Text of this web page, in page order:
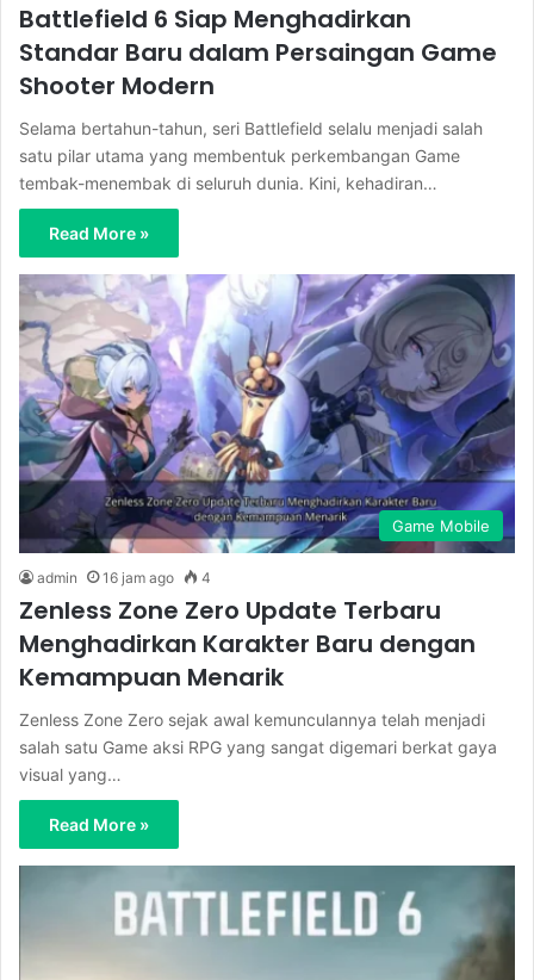
Battlefield 6 Siap Menghadirkan
Standar Baru dalam Persaingan Game
Shooter Modern
Selama bertahun-tahun, seri Battlefield selalu menjadi salah
satu pilar utama yang membentuk perkembangan Game
tembak-menembak di seluruh dunia. Kini, kehadiran…
Read More »
Game Mobile
admin 16 jam ago 4
Zenless Zone Zero Update Terbaru
Menghadirkan Karakter Baru dengan
Kemampuan Menarik
Zenless Zone Zero sejak awal kemunculannya telah menjadi
salah satu Game aksi RPG yang sangat digemari berkat gaya
visual yang…
Read More »